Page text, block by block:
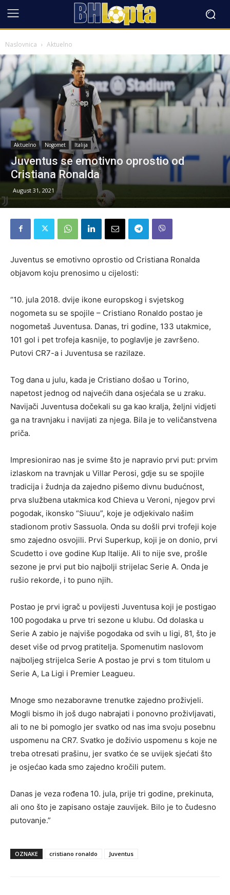
Naslovnica Aktuelno
Aktuelno Nogomet Italija
Juventus se emotivno oprostio od
Cristiana Ronalda
August 31, 2021
Juventus se emotivno oprostio od Cristiana Ronalda
objavom koju prenosimo u cijelosti:
“10. jula 2018. dvije ikone europskog i svjetskog
nogometa su se spojile – Cristiano Ronaldo postao je
nogometaš Juventusa. Danas, tri godine, 133 utakmice,
101 gol i pet trofeja kasnije, to poglavlje je završeno.
Putovi CR7-a i Juventusa se razilaze.
Tog dana u julu, kada je Cristiano došao u Torino,
napetost jednog od najvećih dana osjećala se u zraku.
Navijači Juventusa dočekali su ga kao kralja, željni vidjeti
ga na travnjaku i navijati za njega. Bila je to veličanstvena
priča.
Impresionirao nas je svime što je napravio prvi put: prvim
izlaskom na travnjak u Villar Perosi, gdje su se spojile
tradicija i žudnja da zajedno pišemo divnu budućnost,
prva službena utakmica kod Chieva u Veroni, njegov prvi
pogodak, ikonsko “Siuuu”, koje je odjekivalo našim
stadionom protiv Sassuola. Onda su došli prvi trofeji koje
smo zajedno osvojili. Prvi Superkup, koji je on donio, prvi
Scudetto i ove godine Kup Italije. Ali to nije sve, prošle
sezone je prvi put bio najbolji strijelac Serie A. Onda je
rušio rekorde, i to puno njih.
Postao je prvi igrač u povijesti Juventusa koji je postigao
100 pogodaka u prve tri sezone u klubu. Od dolaska u
Serie A zabio je najviše pogodaka od svih u ligi, 81, što je
deset više od prvog pratitelja. Spomenutim naslovom
najboljeg strijelca Serie A postao je prvi s tom titulom u
Serie A, La Ligi i Premier Leagueu.
Mnoge smo nezaboravne trenutke zajedno proživjeli.
Mogli bismo ih još dugo nabrajati i ponovno proživljavati,
ali to ne bi pomoglo jer svatko od nas ima svoju posebnu
uspomenu na CR7. Svatko je doživio uspomenu s koje ne
treba otresati prašinu, jer svatko će se uvijek sjećati što
je osjećao kada smo zajedno kročili putem.
Danas je veza rođena 10. jula, prije tri godine, prekinuta,
ali ono što je zapisano ostaje zauvijek. Bilo je to čudesno
putovanje.”
OZNAKE cristiano ronaldo Juventus